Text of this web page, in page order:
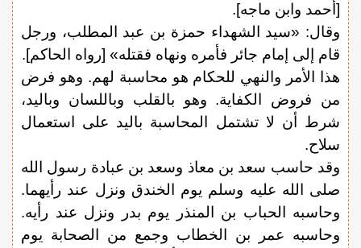
[أحمد وابن ماجه].
وقال: «سيد الشهداء حمزة بن عبد المطلب، ورجل
قام إلى إمام جائر فأمره ونهاه فقتله» [رواه الحاكم].
هذا الأمر والنهي للحكام هو محاسبة لهم. وهو فرض
من فروض الكفاية. وهو بالقلب وباللسان وباليد،
شرط أن لا تشتمل المحاسبة باليد على استعمال
سلاح.
وقد حاسب سعد بن معاذ وسعد بن عبادة رسول الله
صلى الله عليه وسلم يوم الخندق ونزل عند رأيهما.
وحاسبه الحباب بن المنذر يوم بدر ونزل عند رأيه.
وحاسبه عمر بن الخطاب وجمع من الصحابة يوم